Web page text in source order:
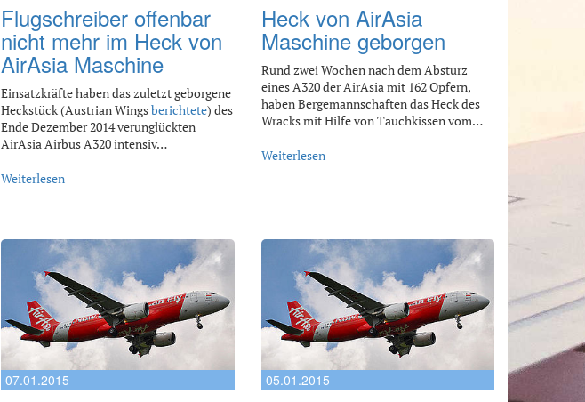
Flugschreiber offenbar
nicht mehr im Heck von
AirAsia Maschine
Einsatzkräfte haben das zuletzt geborgene
Heckstück (Austrian Wingsberichtete) des
Ende Dezember 2014 verunglückten
AirAsia Airbus A320 intensiv…
Weiterlesen
Heck von AirAsia
Maschine geborgen
Rund zwei Wochen nach dem Absturz
eines A320 der AirAsia mit 162 Opfern,
haben Bergemannschaften das Heck des
Wracks mit Hilfe von Tauchkissen vom…
Weiterlesen
07.01.2015 05.01.2015